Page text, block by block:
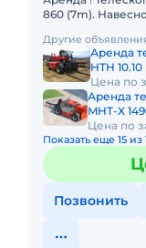
860 (7m).
13160 кг
Другие
Аренда
HTH 10.10
Цена по
Аренда
MHT-X
Цена по
Показать еще 15 из
Позвонить